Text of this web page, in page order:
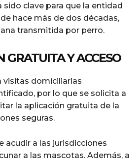
sido clave para que la entidad
hace más de dos décadas,
transmitida por perro.
GRATUITA Y ACCESO
visitas domiciliarias
por lo que se solicita a
la aplicación gratuita de la
seguras.
acudir a las jurisdicciones
a las mascotas. Además, a